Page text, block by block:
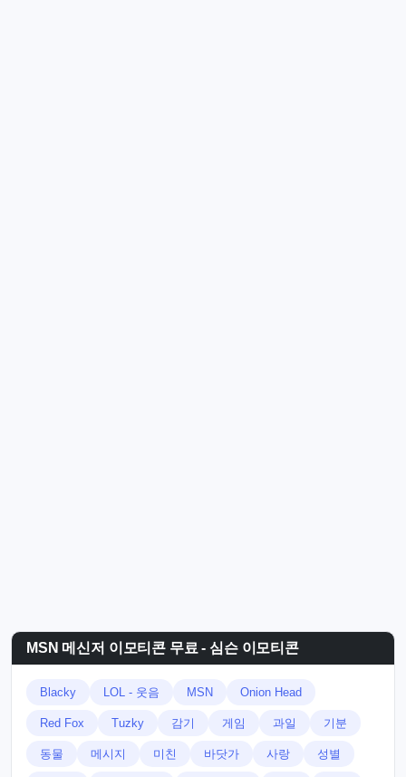
MSN 메신저 이모티콘 무료 - 심슨 이모티콘
Blacky LOL - 웃음 MSN Onion Head
Red Fox Tuzky 감기 게임 과일 기분
동물 메시지 미친 바닷가 사랑 성별